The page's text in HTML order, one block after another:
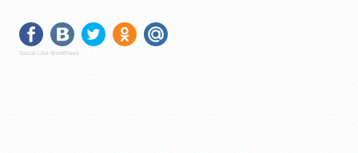
Social Like WordPress